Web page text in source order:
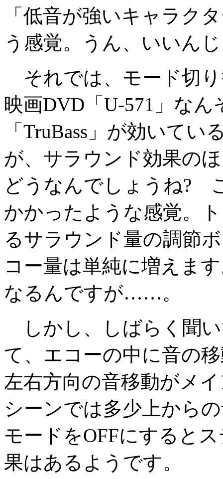
「低音が強いキャラク
う感覚。うん、いいん
それでは、モード切
映画DVD「U-571」な
「TruBass」が効いて
が、サラウンド効果の
どうなんでしょうね?
かかったような感覚。
るサラウンド量の調節
コー量は単純に増えま
なるんですが……。
しかし、しばらく聞
て、エコーの中に音の
左右方向の音移動がメ
シーンでは多少上から
モードをOFFにすると
果はあるようです。